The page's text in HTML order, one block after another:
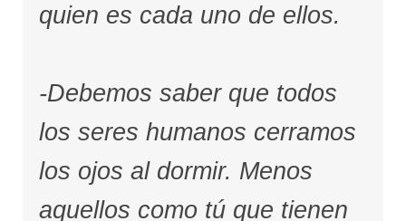
quien es cada uno de ellos.
-Debemos saber que todos
los seres humanos cerramos
los ojos al dormir. Menos
aquellos como tú que tienen